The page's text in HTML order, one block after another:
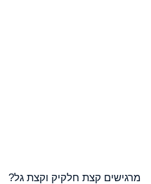
מרגישים קצת חלקיק וקצת גל?